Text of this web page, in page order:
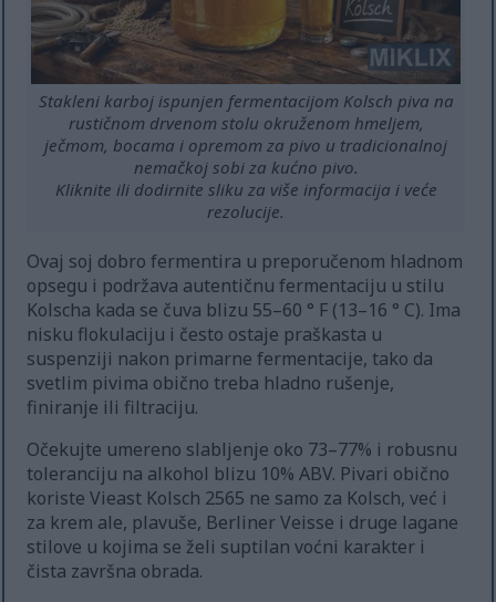
Stakleni karboj ispunjen fermentacijom Kolsch piva na
rustičnom drvenom stolu okruženom hmeljem,
ječmom, bocama i opremom za pivo u tradicionalnoj
nemačkoj sobi za kućno pivo.
Kliknite ili dodirnite sliku za više informacija i veće
rezolucije.
Ovaj soj dobro fermentira u preporučenom hladnom
opsegu i podržava autentičnu fermentaciju u stilu
Kolscha kada se čuva blizu 55–60 ° F (13–16 ° C). Ima
nisku flokulaciju i često ostaje praškasta u
suspenziji nakon primarne fermentacije, tako da
svetlim pivima obično treba hladno rušenje,
finiranje ili filtraciju.
Očekujte umereno slabljenje oko 73–77% i robusnu
toleranciju na alkohol blizu 10% ABV. Pivari obično
koriste Vieast Kolsch 2565 ne samo za Kolsch, već i
za krem ale, plavuše, Berliner Veisse i druge lagane
stilove u kojima se želi suptilan voćni karakter i
čista završna obrada.